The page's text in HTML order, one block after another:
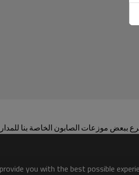
ببعض موزعات الصابون الخاصة بنا
you with the best possible